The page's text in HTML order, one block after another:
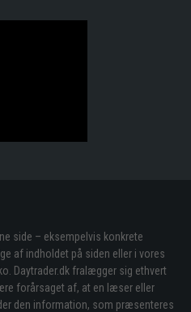
side – eksempelvis konkrete
af indholdet på siden eller i vores
Daytrader.dk fralægger sig ethvert
forårsaget af, at en læser eller
den information, som præsenteres